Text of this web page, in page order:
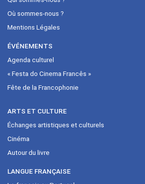
Où sommes-nous ?
Mentions Légales
ÉVÉNEMENTS
Agenda culturel
« Festa do Cinema Francês »
Fête de la Francophonie
ARTS ET CULTURE
Échanges artistiques et culturels
Cinéma
Autour du livre
LANGUE FRANÇAISE